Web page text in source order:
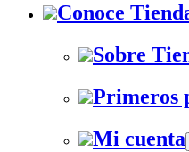
Conoce
Sobre
Primeros
Mi cuenta